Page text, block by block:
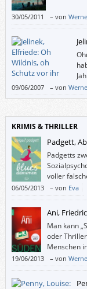
30/05/2011 – von
09/06/2007 – von
KRIMIS & THRILLER
Padgett,
Padgetts
voller
handelt er von
Frauenemanzipation
Missbrauch mit einem
06/05/2013 – von Eva
Ani,
Man kann
oder
Menschen
„Süden“ –
kommen eigentlich nur
so viel Tiefgang und
19/06/2013 – von